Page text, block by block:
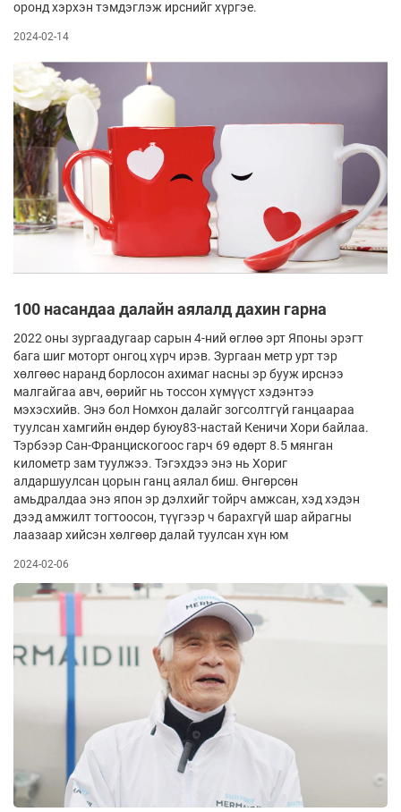
оронд хэрхэн тэмдэглэж ирснийг хүргэе.
2024-02-14
100 насандаа далайн аялалд дахин гарна
2022 оны зургаадугаар сарын 4-ний өглөө эрт Японы эрэгт
бага шиг моторт онгоц хүрч ирэв. Зургаан метр урт тэр
хөлгөөс наранд борлосон ахимаг насны эр бууж ирснээ
малгайгаа авч, өөрийг нь тоссон хүмүүст хэдэнтээ
мэхэсхийв. Энэ бол Номхон далайг зогсолтгүй ганцаараа
туулсан хамгийн өндөр буюу83-настай Кеничи Хори байлаа.
Тэрбээр Сан-Францискогоос гарч 69 өдөрт 8.5 мянган
километр зам туулжээ. Тэгэхдээ энэ нь Хориг
алдаршуулсан цорын ганц аялал биш. Өнгөрсөн
амьдралдаа энэ япон эр дэлхийг тойрч амжсан, хэд хэдэн
дээд амжилт тогтоосон, түүгээр ч барахгүй шар айрагны
лаазаар хийсэн хөлгөөр далай туулсан хүн юм
2024-02-06